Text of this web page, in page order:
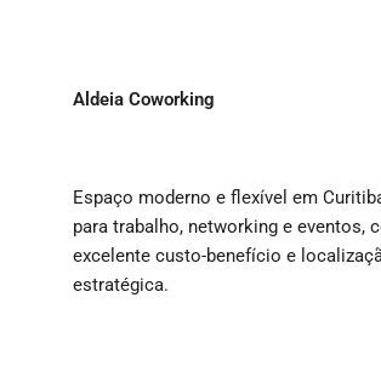
Aldeia Coworking
Espaço moderno e flexível em
para trabalho, networking e eventos,
excelente custo-benefício e
estratégica.